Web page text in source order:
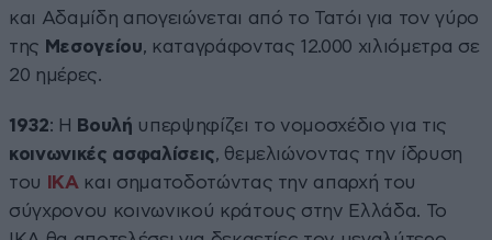
και Αδαμίδη απογειώνεται από το Τατόι για τον γύρο
της Μεσογείου, καταγράφοντας 12.000 χιλιόμετρα σε
20 ημέρες.
1932: Η Βουλή υπερψηφίζει το νομοσχέδιο για τις
κοινωνικές ασφαλίσεις, θεμελιώνοντας την ίδρυση
του
ΙΚΑ και σηματοδοτώντας την απαρχή του
σύγχρονου κοινωνικού κράτους στην Ελλάδα. Το